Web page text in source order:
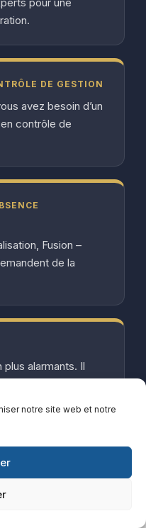
notre site web et notre
DE GESTION
avez besoin d’un
contrôle de
Fusion –
de la
alarmants. Il